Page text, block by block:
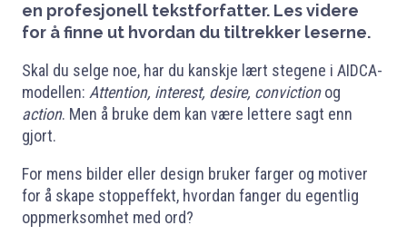
en profesjonell tekstforfatter. Les videre
for å finne ut hvordan du tiltrekker leserne.
Skal du selge noe, har du kanskje lært stegene i AIDCA-
modellen: Attention, interest, desire, convictionog
action. Men å bruke dem kan være lettere sagt enn
gjort.
For mens bilder eller design bruker farger og motiver
for å skape stoppeffekt, hvordan fanger du egentlig
oppmerksomhet med ord?